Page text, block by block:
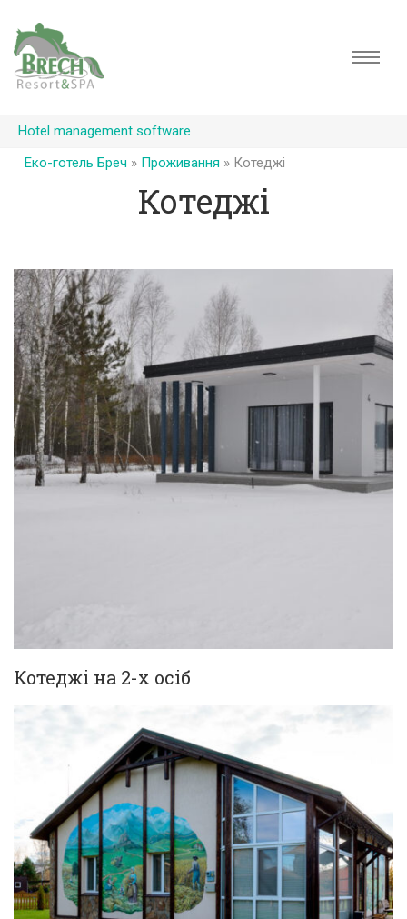
Hotel management software
Еко-готель Бреч » Проживання » Котеджі
Котеджі
Котеджі на 2-х осіб